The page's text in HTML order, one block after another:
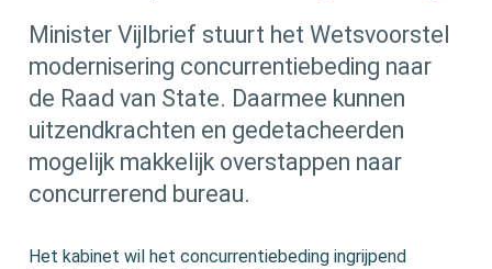
Minister Vijlbrief stuurt het Wetsvoorstel
modernisering concurrentiebeding naar
de Raad van State. Daarmee kunnen
uitzendkrachten en gedetacheerden
mogelijk makkelijk overstappen naar
concurrerend bureau.
Het kabinet wil het concurrentiebeding ingrijpend